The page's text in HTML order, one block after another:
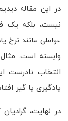
در این مقاله
نیست، بلکه یک
عواملی مانند نرخ
وابسته است.
انتخاب نادرست
یادگیری یا گیر
در نهایت،